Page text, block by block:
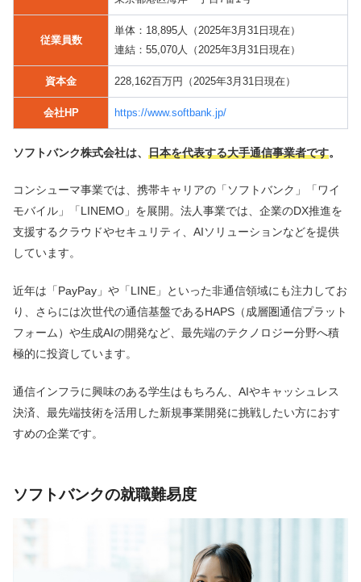
従業員数
単体：18,895人（2025年3月31日現在）
連結：55,070人（2025年3月31日現在）
資本金 228,162百万円（2025年3月31日現在）
会社HP https://www.softbank.jp/
ソフトバンク株式会社は、 日本を代表する大手通信事業者です。
コンシューマ事業では、携帯キャリアの「ソフトバンク」「ワイ
モバイル」「LINEMO」を展開。法人事業では、企業のDX推進を
支援するクラウドやセキュリティ、AIソリューションなどを提供
しています。
近年は「PayPay」や「LINE」といった非通信領域にも注力してお
り、さらには次世代の通信基盤であるHAPS（成層圏通信プラット
フォーム）や生成AIの開発など、最先端のテクノロジー分野へ積
極的に投資しています。
通信インフラに興味のある学生はもちろん、AIやキャッシュレス
決済、最先端技術を活用した新規事業開発に挑戦したい方におす
すめの企業です。
ソフトバンクの就職難易度